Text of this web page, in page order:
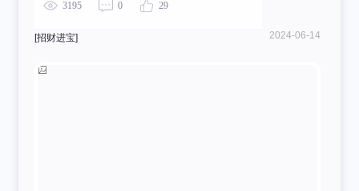
3195 0 29
[招财进宝] 2024-06-14